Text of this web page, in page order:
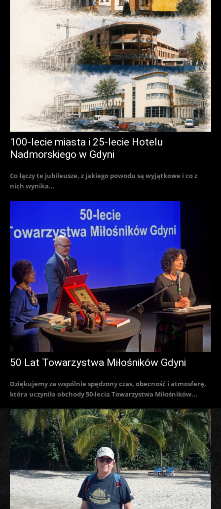
100-lecie miasta i 25-lecie Hotelu
Nadmorskiego w Gdyni
Co łączy te jubileusze, z jakiego powodu są wyjątkowe i co z
nich wynika...
50 Lat Towarzystwa Miłośników Gdyni
Dziękujemy za wspólnie spędzony czas, obecność i atmosferę,
która uczyniła obchody 50-lecia Towarzystwa Miłośników...